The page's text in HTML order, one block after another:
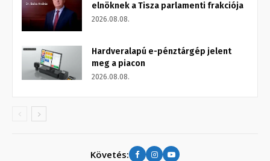
elnöknek a Tisza parlamenti frakciója
2026.08.08.
Hardveralapú e-pénztárgép jelent
meg a piacon
2026.08.08.
Követés: